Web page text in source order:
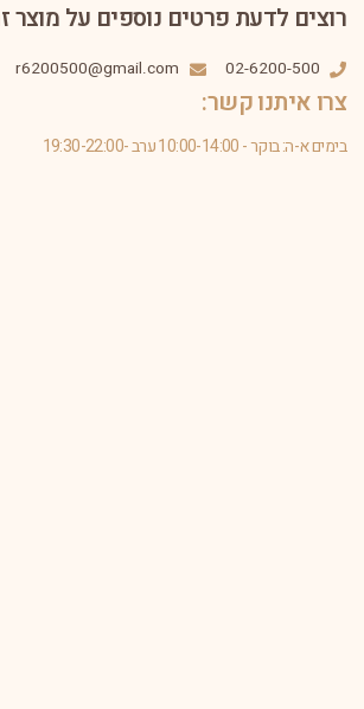
רוצים לדעת פרטים נוספים על מוצר
02-6200-500
r6200500@gmail.com
צרו איתנו קשר:
בימים א-ה: בוקר - 10:00-14:00 ערב -19:30-22:00